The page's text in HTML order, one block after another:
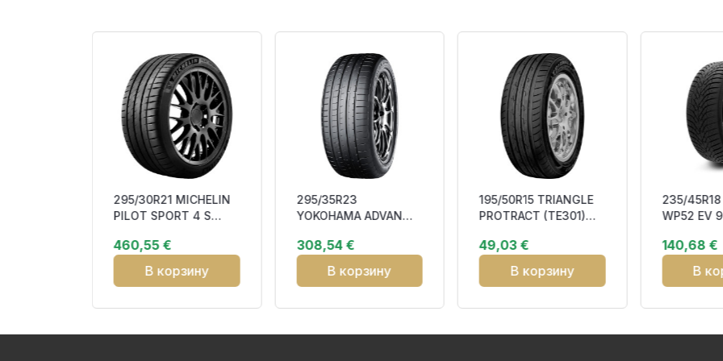
295/30R21 MICHELIN
PILOT SPORT 4 S
CBB73
460,55 €
В корзину
295/35R23
YOKOHAMA ADVAN
RPB DAB73
308,54 €
В корзину
195/50R15 TRIANGLE
PROTRACT (TE301)
49,03 €
В корзину
235/45R18
WP52 EV
140,68 €
В